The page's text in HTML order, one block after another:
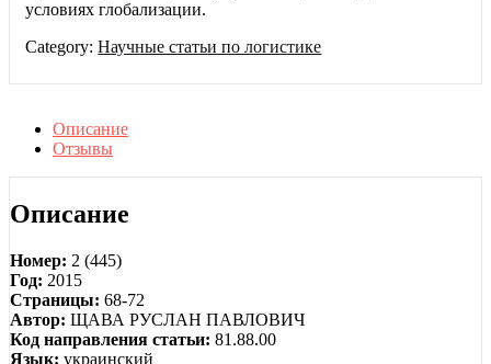
условиях глобализации.
Category:Научные статьи по логистике
Описание
Отзывы
Описание
Номер: 2 (445)
Год: 2015
Страницы: 68-72
Автор: ЩАВА РУСЛАН ПАВЛОВИЧ
Код направления статьи: 81.88.00
Язык: украинский